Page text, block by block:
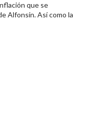
que se
Alfonsín. Así como la